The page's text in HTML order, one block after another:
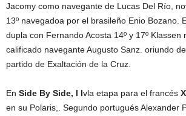
Jacomy como navegante de Lucas Del Río,
13º navegadoa por el brasileño Enio Bozano.
dupla con Fernando Acosta 14º y 17º Klassen
calificado navegante Augusto Sanz. oriundo
partido de Exaltación de la Cruz.
En Side By Side, l lvla etapa para el francés
en su Polaris,. Segundo portugués Alexander